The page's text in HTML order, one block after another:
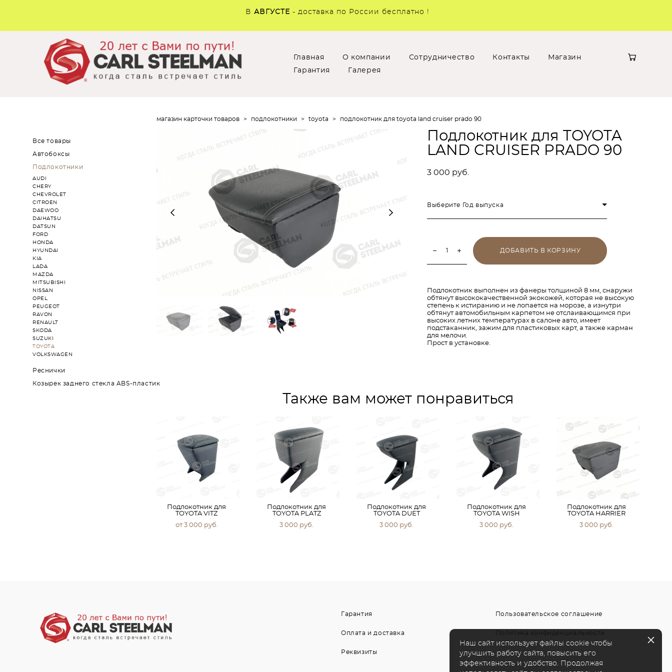
В АВГУСТЕ - доставка по России бесплатно !
Главная О компании Сотрудничество Контакты
Магазин
Гарантия
Галерея
Все товары
Автобоксы
Подлокотники
AUDI
CHERY
CHEVROLET
CITROEN
DAEWOO
DAIHATSU
DATSUN
FORD
HONDA
HYUNDAI
KIA
LADA
MAZDA
MITSUBISHI
NISSAN
OPEL
PEUGEOT
RAVON
RENAULT
SKODA
SUZUKI
TOYOTA
VOLKSWAGEN
Реснички
Козырек заднего стекла ABS-пластик
магазин карточки товаров > подлокотники > toyota > подлокотник для toyota land cruiser prado 90
Подлокотник для TOYOTA
LAND CRUISER PRADO 90
3 000 pуб.
Выберите Год выпуска
ДОБАВИТЬ В КОРЗИНУ
Подлокотник выполнен из фанеры толщиной 8 мм, снаружи
обтянут высококачественной экокожей, которая не высокую
степень к истиранию и не лопается на морозе, а изнутри
обтянут автомобильным карпетом не отслаивающимся при
высоких летних температурах в салоне авто, имеет
подстаканник, зажим для пластиковых карт, а также карман
для мелочи.
Прост в установке.
Также вам может понравиться
Подлокотник для
TOYOTA VITZ
от 3 000 pуб.
Подлокотник для
TOYOTA PLATZ
3 000 pуб.
Подлокотник для
TOYOTA DUET
3 000 pуб.
Подлокотник для
TOYOTA WISH
3 000 pуб.
Подлокотник для
TOYOTA HARRIER
3 000 pуб.
Гарантия
Оплата и доставка
Реквизиты
Пользовательское соглашение
Политика конфиденциальности
Наш сайт использует файлы cookie чтобы
улучшить работу сайта, повысить его
эффективность и удобство. Продолжая